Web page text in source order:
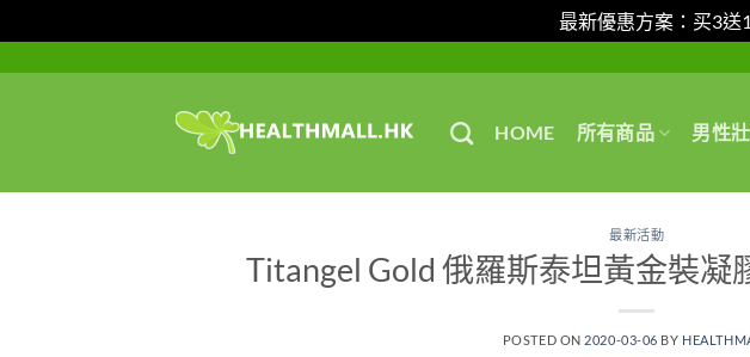
最新優惠方案：买3送
HOME 所有商品 男性
最新活動
Titangel Gold 俄羅斯泰坦黃金裝凝
POSTED ON 2020-03-06 BY